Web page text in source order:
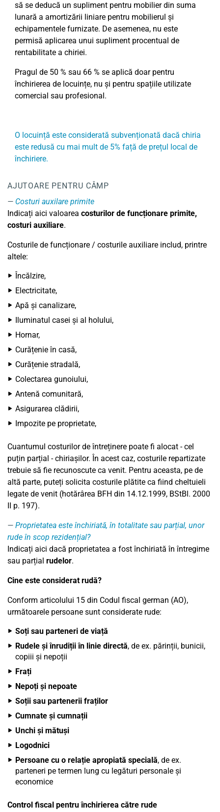
să se deducă un supliment pentru mobilier din suma
lunară a amortizării liniare pentru mobilierul și
echipamentele furnizate. De asemenea, nu este
permisă aplicarea unui supliment procentual de
rentabilitate a chiriei.
Pragul de 50 % sau 66 % se aplică doar pentru
închirierea de locuințe, nu și pentru spațiile utilizate
comercial sau profesional.
O locuință este considerată subvenționată dacă chiria
este redusă cu mai mult de 5% față de prețul local de
închiriere.
AJUTOARE PENTRU CÂMP
Costuri auxilare primite
Indicați aici valoarea costurilor de funcționare primite,
costuri auxiliare.
Costurile de funcționare / costurile auxiliare includ, printre
altele:
Încălzire,
Electricitate,
Apă și canalizare,
Iluminatul casei și al holului,
Hornar,
Curățenie în casă,
Curățenie stradală,
Colectarea gunoiului,
Antenă comunitară,
Asigurarea clădirii,
Impozite pe proprietate,
Cuantumul costurilor de întreținere poate fi alocat - cel
puțin parțial - chiriașilor. În acest caz, costurile repartizate
trebuie să fie recunoscute ca venit. Pentru aceasta, pe de
altă parte, puteți solicita costurile plătite ca fiind cheltuieli
legate de venit (hotărârea BFH din 14.12.1999, BStBl. 2000
II p. 197).
Proprietatea este închiriată, în totalitate sau parțial, unor
rude în scop rezidențial?
Indicați aici dacă proprietatea a fost închiriată în întregime
sau parțial rudelor.
Cine este considerat rudă?
Conform articolului 15 din Codul fiscal german (AO),
următoarele persoane sunt considerate rude:
Soți sau parteneri de viață
Rudele și înrudiții în linie directă, de ex. părinții, bunicii,
copiii și nepoții
Frați
Nepoți și nepoate
Soții sau partenerii fraților
Cumnate și cumnații
Unchi și mătuși
Logodnici
Persoane cu o relație apropiată specială, de ex.
parteneri pe termen lung cu legături personale și
economice
Control fiscal pentru închirierea către rude